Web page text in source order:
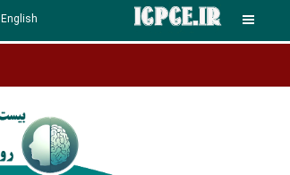
English